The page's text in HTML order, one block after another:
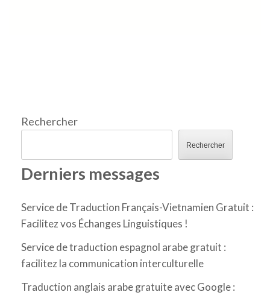
Rechercher
Rechercher
Derniers messages
Service de Traduction Français-Vietnamien Gratuit :
Facilitez vos Échanges Linguistiques !
Service de traduction espagnol arabe gratuit :
facilitez la communication interculturelle
Traduction anglais arabe gratuite avec Google :